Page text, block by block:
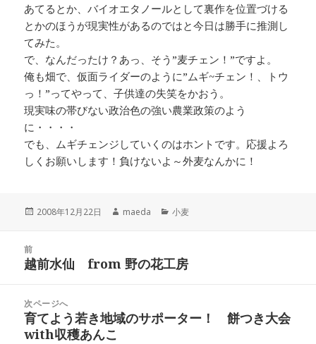
あてるとか、バイオエタノールとして裏作を位置づける
とかのほうが現実性があるのではと今日は勝手に推測し
てみた。
で、なんだったけ？あっ、そう”麦チェン！”ですよ。
俺も畑で、仮面ライダーのように”ムギ~チェン！、トウ
っ！”ってやって、子供達の失笑をかおう。
現実味の帯びない政治色の強い農業政策のよう
に・・・・
でも、ムギチェンジしていくのはホントです。応援よろ
しくお願いします！負けないよ～外麦なんかに！
投
2008年12月22日
作
maeda
カ
ー
小麦
前
前
投
稿:
越前水仙 from 野の花工房
次ページへ
次
の
育てよう若き地域のサポーター！ 餅つき大会
with収穫あんこ